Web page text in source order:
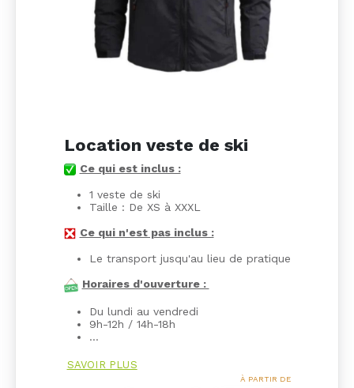
Location veste de ski
Ce qui est inclus :
1 veste de ski
Taille : De XS à XXXL
Ce qui n'est pas inclus :
Le transport jusqu'au lieu de pratique
Horaires d'ouverture :
Du lundi au vendredi
9h-12h / 14h-18h
…
SAVOIR PLUS
À PARTIR DE